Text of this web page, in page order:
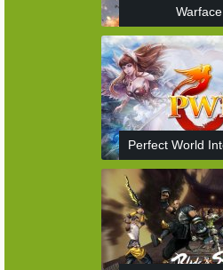
Warface